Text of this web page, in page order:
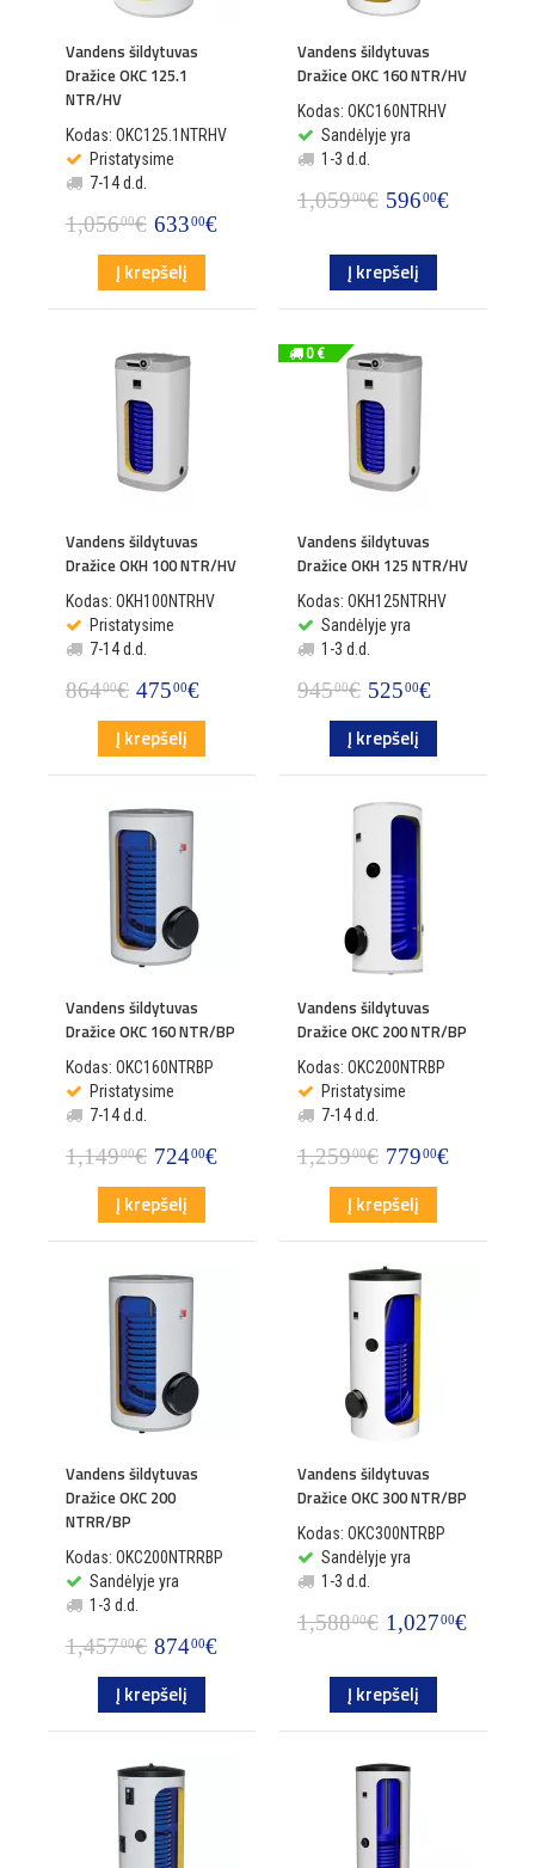
Vandens šildytuvas
Dražice OKC 125.1
NTR/HV
Kodas: OKC125.1NTRHV
Pristatysime
7-14 d.d.
1,05600€ 63300€
Į krepšelį
Vandens šildytuvas
Dražice OKC 160 NTR/HV
Kodas: OKC160NTRHV
Sandėlyje yra
1-3 d.d.
1,05900€ 59600€
Į krepšelį
Vandens šildytuvas
Dražice OKH 100 NTR/HV
Kodas: OKH100NTRHV
Pristatysime
7-14 d.d.
86400€ 47500€
Į krepšelį
0 €
Vandens šildytuvas
Dražice OKH 125 NTR/HV
Kodas: OKH125NTRHV
Sandėlyje yra
1-3 d.d.
94500€ 52500€
Į krepšelį
Vandens šildytuvas
Dražice OKC 160 NTR/BP
Kodas: OKC160NTRBP
Pristatysime
7-14 d.d.
1,14900€ 72400€
Į krepšelį
Vandens šildytuvas
Dražice OKC 200 NTR/BP
Kodas: OKC200NTRBP
Pristatysime
7-14 d.d.
1,25900€ 77900€
Į krepšelį
Vandens šildytuvas
Dražice OKC 200
NTRR/BP
Kodas: OKC200NTRRBP
Sandėlyje yra
1-3 d.d.
1,45700€ 87400€
Į krepšelį
Vandens šildytuvas
Dražice OKC 300 NTR/BP
Kodas: OKC300NTRBP
Sandėlyje yra
1-3 d.d.
1,58800€ 1,02700€
Į krepšelį